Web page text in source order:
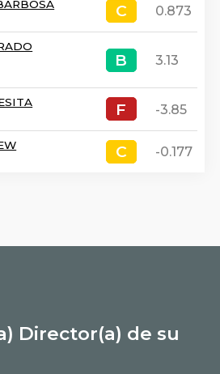
C
C 0.873
B
B 3.13
F
F -3.85
C
C -0.177
Director(a) de su